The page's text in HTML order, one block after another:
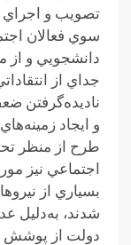
تصويب و اجراي
سوي فعالان
دانشجويي و از
جداي از
ناديده‌گرفتن
و ايجاد
طرح از منظر
اجتماعي نيز
بسياري از
شدند، به‌دليل
دولت از پوشش